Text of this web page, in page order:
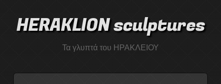
HERAKLION sculptures
Τα γλυπτά του ΗΡΑΚΛΕΙΟΥ